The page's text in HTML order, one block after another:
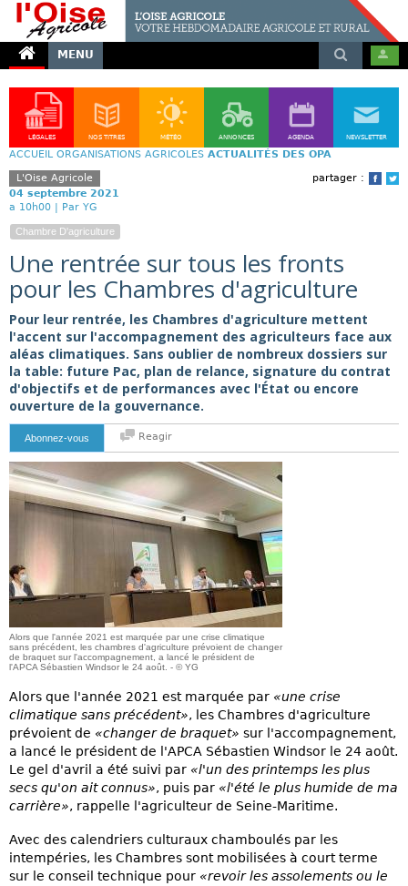
MENU
LÉGALES NOS TITRES MÉTÉO ANNONCES AGENDA NEWSLETTER
ACCUEIL ORGANISATIONS AGRICOLES ACTUALITÉS DES OPA
partager :
L'Oise Agricole
04 septembre 2021
a 10h00 | Par YG
Chambre D'agriculture
Une rentrée sur tous les fronts
pour les Chambres d'agriculture
Pour leur rentrée, les Chambres d'agriculture mettent
l'accent sur l'accompagnement des agriculteurs face aux
aléas climatiques. Sans oublier de nombreux dossiers sur
la table: future Pac, plan de relance, signature du contrat
d'objectifs et de performances avec l'État ou encore
ouverture de la gouvernance.
Abonnez-vous Reagir
Alors que l'année 2021 est marquée par une crise climatique
sans précédent, les chambres d'agriculture prévoient de changer
de braquet sur l'accompagnement, a lancé le président de
l'APCA Sébastien Windsor le 24 août. - © YG
Alors que l'année 2021 est marquée par «une crise
climatique sans précédent», les Chambres d'agriculture
prévoient de «changer de braquet» sur l'accompagnement,
a lancé le président de l'APCA Sébastien Windsor le 24 août.
Le gel d'avril a été suivi par «l'un des printemps les plus
secs qu'on ait connus», puis par «l'été le plus humide de ma
carrière», rappelle l'agriculteur de Seine-Maritime.
Avec des calendriers culturaux chamboulés par les
intempéries, les Chambres sont mobilisées à court terme
sur le conseil technique pour «revoir les assolements ou le